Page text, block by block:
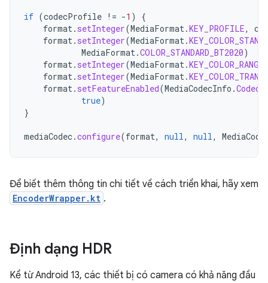
if (codecProfile != -1 )
{
format. setInteger(MediaFormat.KEY_PROFILE,
format. setInteger(MediaFormat.
MediaFormat.COLOR_STANDARD_BT2020)
format. setInteger(MediaFormat.KEY_COLOR_RANGE
format. setInteger(MediaFormat.
format. setFeatureEnabled(MediaCodecInfo .
true)
}
mediaCodec.configure(format, null, null,
Để biết thêm thông tin chi tiết về cách triển khai, hãy xem
EncoderWrapper.kt .
Định dạng HDR
Kể từ Android 13, các thiết bị có camera có khả năng đầu